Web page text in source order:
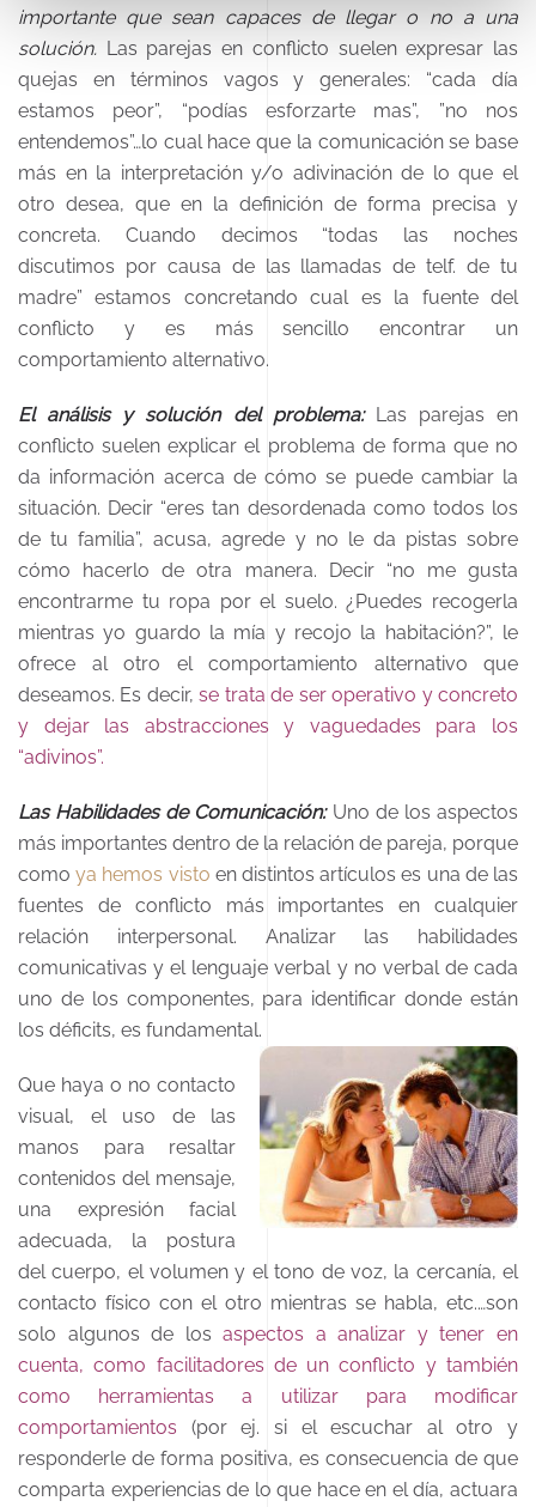
importante que sean capaces de llegar o no a una
solución. Las parejas en conflicto suelen expresar las
quejas en términos vagos y generales: “cada día
estamos peor”, “podías esforzarte mas”, ”no nos
entendemos”…lo cual hace que la comunicación se base
más en la interpretación y/o adivinación de lo que el
otro desea, que en la definición de forma precisa y
concreta. Cuando decimos “todas las noches
discutimos por causa de las llamadas de telf. de tu
madre” estamos concretando cual es la fuente del
conflicto y es más sencillo encontrar un
comportamiento alternativo.
El análisis y solución del problema:Las parejas en
conflicto suelen explicar el problema de forma que no
da información acerca de cómo se puede cambiar la
situación. Decir “eres tan desordenada como todos los
de tu familia”, acusa, agrede y no le da pistas sobre
cómo hacerlo de otra manera. Decir “no me gusta
encontrarme tu ropa por el suelo. ¿Puedes recogerla
mientras yo guardo la mía y recojo la habitación?”, le
ofrece al otro el comportamiento alternativo que
deseamos. Es decir,se trata de ser operativo y concreto
y dejar las abstracciones y vaguedades para los
“adivinos”.
Las Habilidades de Comunicación:Uno de los aspectos
más importantes dentro de la relación de pareja, porque
comoya hemos visto en distintos artículos es una de las
fuentes de conflicto más importantes en cualquier
relación interpersonal. Analizar las habilidades
comunicativas y el lenguaje verbal y no verbal de cada
uno de los componentes, para identificar donde están
los déficits, es fundamental.
Que haya o no contacto
visual, el uso de las
manos para resaltar
contenidos del mensaje,
una expresión facial
adecuada, la postura
del cuerpo, el volumen y el tono de voz, la cercanía, el
contacto físico con el otro mientras se habla, etc.…son
solo algunos de losaspectos a analizar y tener en
cuenta, como facilitadores de un conflicto y también
como herramientas a utilizar para modificar
comportamientos (por ej. si el escuchar al otro y
responderle de forma positiva, es consecuencia de que
comparta experiencias de lo que hace en el día, actuara